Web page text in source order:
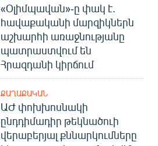
«Օլիմպավան»-ը փակ է.
հավաքականի մարզիկներն
աշխարհի առաջնությանը
պատրաստվում են
Հրազդանի կիրճում
ՔԱՂԱՔԱԿԱՆ
ԱԺ փոխխոսնակի
ընդդիմադիր թեկնածուի
վերաբերյալ քննարկումները